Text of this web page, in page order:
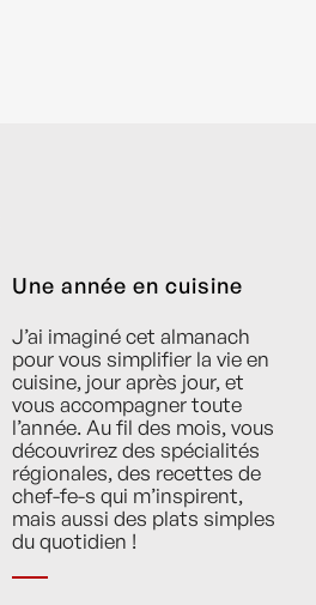
Une année en cuisine
J’ai imaginé cet almanach
pour vous simplifier la vie en
cuisine, jour après jour, et
vous accompagner toute
l’année. Au fil des mois, vous
découvrirez des spécialités
régionales, des recettes de
chef-fe-s qui m’inspirent,
mais aussi des plats simples
du quotidien !